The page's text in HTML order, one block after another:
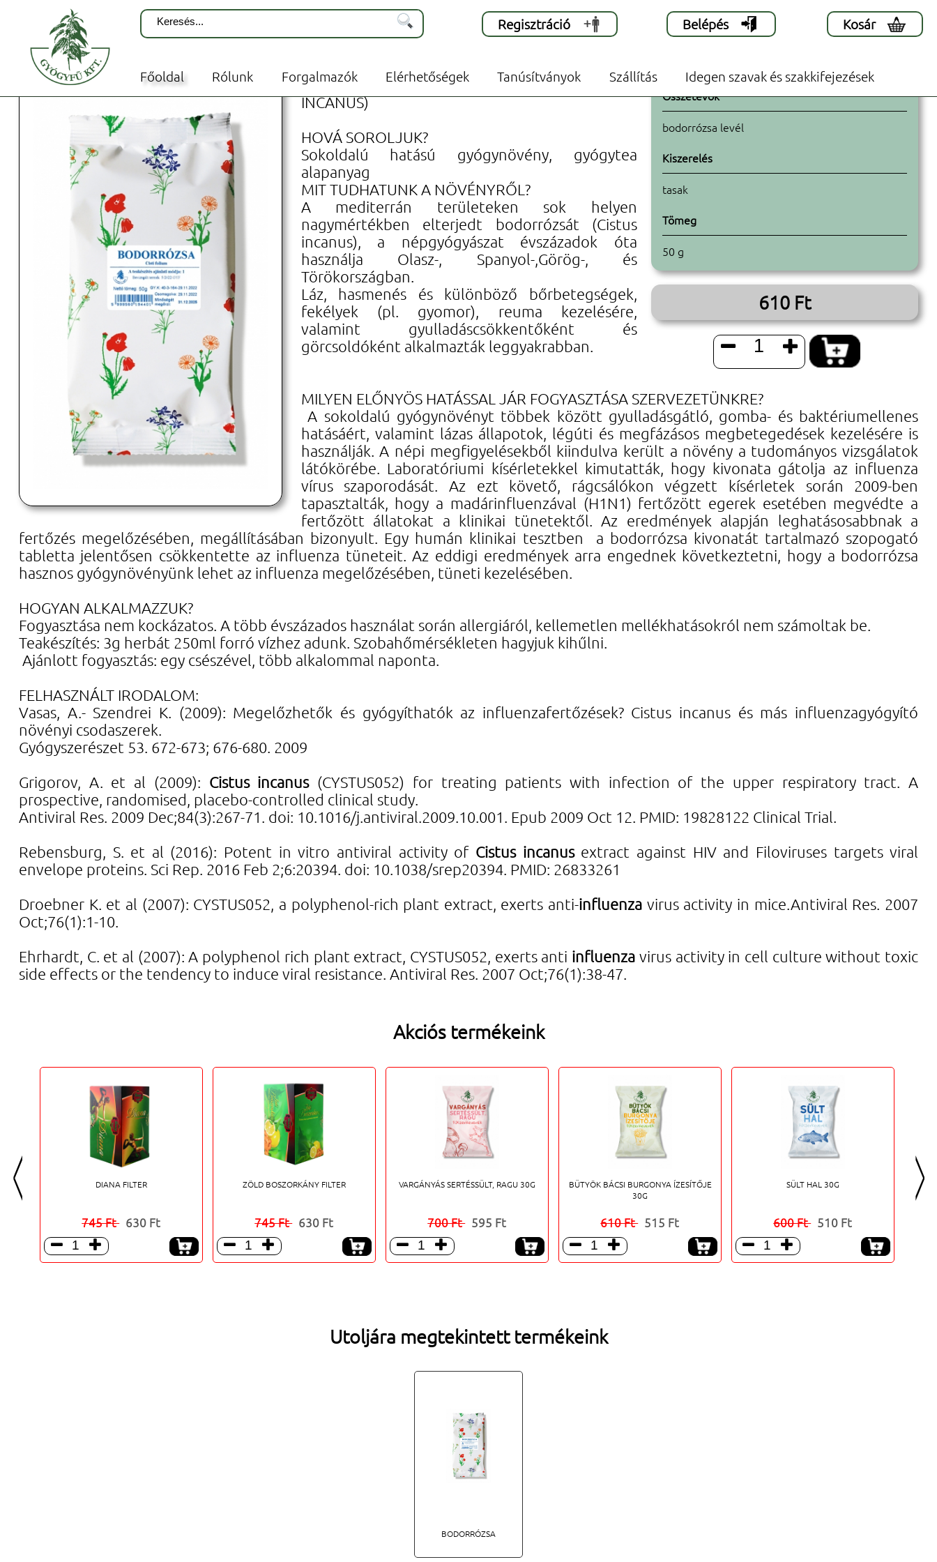
Regisztráció Belépés Kosár
Főoldal Rólunk Forgalmazók Elérhetőségek Tanúsítványok Szállítás Idegen szavak és szakkifejezések
Terápiás teák - Szálas mono teák -Bodorrózsa
Összetevők
bodorrózsa levél
Kiszerelés
tasak
Tömeg
50 g
610 Ft
 
HASZNOS ISMERETEK – BODORRÓZSA (CISTUS
INCANUS)
HOVÁ SOROLJUK?
Sokoldalú hatású gyógynövény, gyógytea
alapanyag
MIT TUDHATUNK A NÖVÉNYRŐL?
A mediterrán területeken sok helyen
nagymértékben elterjedt bodorrózsát (Cistus
incanus), a népgyógyászat évszázadok óta
használja Olasz-, Spanyol-,Görög-, és
Törökországban.
Láz, hasmenés és különböző bőrbetegségek,
fekélyek (pl. gyomor), reuma kezelésére,
valamint gyulladáscsökkentőként és
görcsoldóként alkalmazták leggyakrabban.
MILYEN ELŐNYÖS HATÁSSAL JÁR FOGYASZTÁSA SZERVEZETÜNKRE?
A sokoldalú gyógynövényt többek között gyulladásgátló, gomba- és baktériumellenes
hatásáért, valamint lázas állapotok, légúti és megfázásos megbetegedések kezelésére is
használják. A népi megfigyelésekből kiindulva került a növény a tudományos vizsgálatok
látókörébe. Laboratóriumi kísérletekkel kimutatták, hogy kivonata gátolja az influenza
vírus szaporodását. Az ezt követő, rágcsálókon végzett kísérletek során 2009-ben
tapasztalták, hogy a madárinfluenzával (H1N1) fertőzött egerek esetében megvédte a
fertőzött állatokat a klinikai tünetektől. Az eredmények alapján leghatásosabbnak a
fertőzés megelőzésében, megállításában bizonyult. Egy humán klinikai tesztben a bodorrózsa kivonatát tartalmazó szopogató
tabletta jelentősen csökkentette az influenza tüneteit. Az eddigi eredmények arra engednek következtetni, hogy a bodorrózsa
hasznos gyógynövényünk lehet az influenza megelőzésében, tüneti kezelésében.
HOGYAN ALKALMAZZUK?
Fogyasztása nem kockázatos. A több évszázados használat során allergiáról, kellemetlen mellékhatásokról nem számoltak be.
Teakészítés: 3g herbát 250ml forró vízhez adunk. Szobahőmérsékleten hagyjuk kihűlni.
Ajánlott fogyasztás: egy csészével, több alkalommal naponta.
FELHASZNÁLT IRODALOM:
Vasas, A.- Szendrei K. (2009): Megelőzhetők és gyógyíthatók az influenzafertőzések? Cistus incanus és más influenzagyógyító
növényi csodaszerek.
Gyógyszerészet 53. 672-673; 676-680. 2009
Grigorov, A. et al (2009): Cistus incanus(CYSTUS052) for treating patients with infection of the upper respiratory tract. A
prospective, randomised, placebo-controlled clinical study.
Antiviral Res. 2009 Dec;84(3):267-71. doi: 10.1016/j.antiviral.2009.10.001. Epub 2009 Oct 12. PMID: 19828122 Clinical Trial.
Rebensburg, S. et al (2016): Potent in vitro antiviral activity of Cistus incanusextract against HIV and Filoviruses targets viral
envelope proteins. Sci Rep. 2016 Feb 2;6:20394. doi: 10.1038/srep20394. PMID: 26833261
Droebner K. et al (2007): CYSTUS052, a polyphenol-rich plant extract, exerts anti-influenza virus activity in mice. Antiviral Res. 2007
Oct;76(1):1-10.
Ehrhardt, C. et al (2007): A polyphenol rich plant extract, CYSTUS052, exerts anti influenza virus activity in cell culture without toxic
side effects or the tendency to induce viral resistance. Antiviral Res. 2007 Oct;76(1):38-47.
Akciós termékeink
< DIANA FILTER
745 Ft 630 Ft
 
ZÖLD BOSZORKÁNY FILTER
745 Ft 630 Ft
 
VARGÁNYÁS SERTÉSSÜLT, RAGU 30G
700 Ft 595 Ft
 
BÜTYÖK BÁCSI BURGONYA ÍZESÍTŐJE
30G
610 Ft 515 Ft
 
SÜLT HAL 30G
600 Ft 510 Ft
 
>
Utoljára megtekintett termékeink
BODORRÓZSA